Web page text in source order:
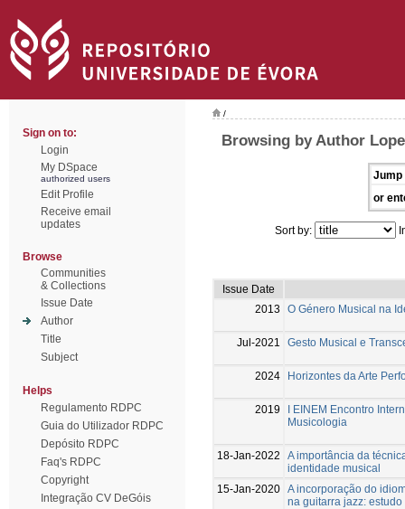
Sign on to:
Login
My DSpace
authorized users
Edit Profile
Receive email
updates
Browse
Communities
& Collections
Issue Date
Author
Title
Subject
Helps
Regulamento RDPC
Guia do Utilizador RDPC
Depósito RDPC
Faq's RDPC
Copyright
Integração CV DeGóis
/
Browsing by Author
Jump
or
Sort by:
Issue Date
2013
O Género Musical na
Jul-2021 Gesto Musical e
2024 Horizontes da Arte
2019
I EINEM Encontro
Musicologia
18-Jan-2022
A importância da
identidade musical
15-Jan-2020 A incorporação do
na guitarra jazz: